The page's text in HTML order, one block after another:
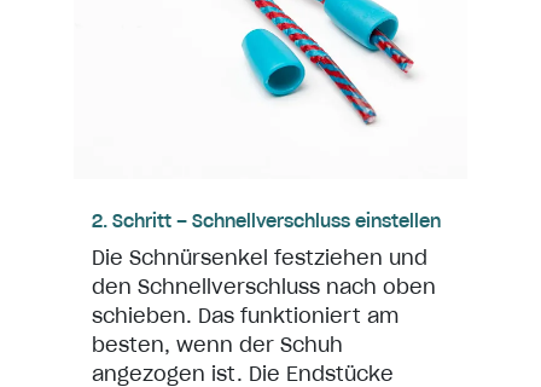
2. Schritt – Schnellverschluss einstellen
Die Schnürsenkel festziehen und
den Schnellverschluss nach oben
schieben. Das funktioniert am
besten, wenn der Schuh
angezogen ist. Die Endstücke